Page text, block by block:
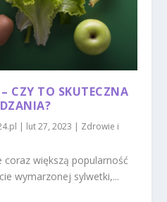
CZY TO SKUTECZNA
| lut 27, 2023 | Zdrowie i
coraz większą popularność
wymarzonej sylwetki,...